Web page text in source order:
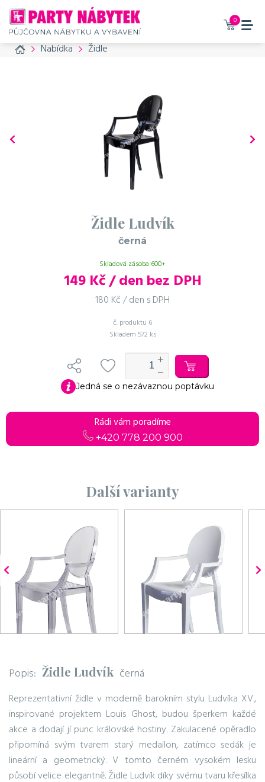
0
Home Nabídka Židle
Židle Ludvík
černá
Skladová zásoba 600+
149Kč / den bez DPH
180 Kč / den s DPH
č. produktu 6
Skladem 572 ks
Jedná se o nezávaznou poptávku
Rádi vám poradíme
+420 778 200 900
Další varianty
Popis: Židle Ludvík černá
Reprezentativní židle v moderně barokním stylu Ludvíka XV.,
inspirované projektem Louis Ghost, budou šperkem každé
akce a dodají jí punc královské hostiny. Zakulacené opěradlo
připomíná svým tvarem starý medailon, zatímco sedák je
lineární a geometrický. V tomto černém vysokém lesku
působí velice elegantně. Židle Ludvík díky svému tvaru křesílka
Vaše zboží bylo přidáno do
košíku
Židle Ludvík - černá
Příslušenství, které
doporučujeme také
objednat
šedý kožešinový
50 Kč / den bez DPH
Pokračovat v objednávce